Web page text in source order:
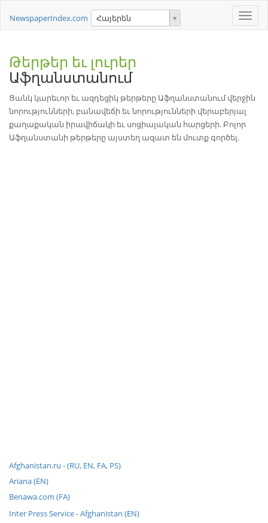
Toggle
NewspaperIndex.com Հայերեն
Թերթեր եւ լուրեր
Աֆղանստանում
Ցանկ կարեւոր եւ ազդեցիկ թերթերը Աֆղանստանում վերջին
նորությունների, բանավեճի եւ նորությունների վերաբերյալ
քաղաքական իրավիճակի եւ սոցիալական հարցերի. Բոլոր
Աֆղանստանի թերթերը այստեղ ազատ են մուտք գործել.
Afghanistan.ru - (RU, EN, FA, PS)
Ariana (EN)
Benawa.com (FA)
Inter Press Service - Afghanistan (EN)